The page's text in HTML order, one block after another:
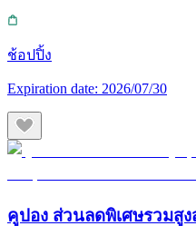
ช้อปปิ้ง
Expiration date: 2026/07/30
คูปอง ส่วนลดพิเศษรวมสูง